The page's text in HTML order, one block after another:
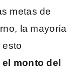
metas de
la mayoría
esto
monto del